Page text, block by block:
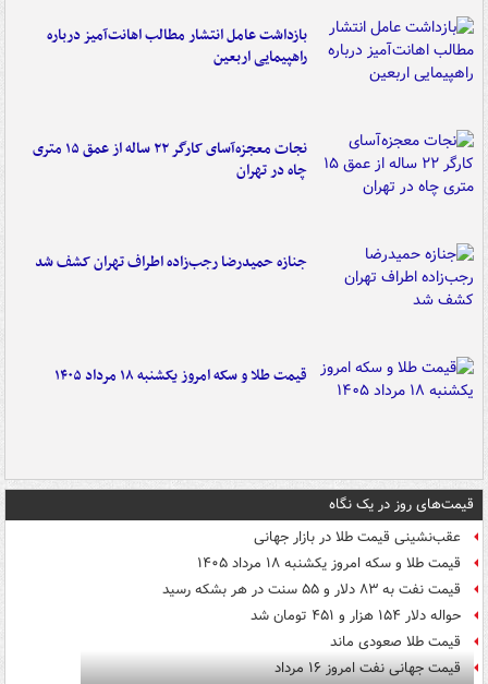
بازداشت عامل انتشار مطالب اهانت‌آمیز درباره
راهپیمایی اربعین
نجات معجزه‌آسای کارگر ۲۲ ساله از عمق ۱۵ متری
چاه در تهران
جنازه حمیدرضا رجب‌زاده اطراف تهران کشف شد
قیمت طلا و سکه امروز یکشنبه ۱۸ مرداد ۱۴۰۵
قیمت‌های روز در یک نگاه
عقب‌نشینی قیمت طلا در بازار جهانی
قیمت طلا و سکه امروز یکشنبه ۱۸ مرداد ۱۴۰۵
قیمت نفت به ۸۳ دلار و ۵۵ سنت در هر بشکه رسید
حواله دلار ۱۵۴ هزار و ۴۵۱ تومان شد
قیمت طلا صعودی ماند
قیمت جهانی نفت امروز ۱۶ مرداد